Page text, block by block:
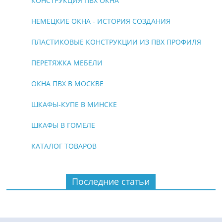
НЕМЕЦКИЕ ОКНА - ИСТОРИЯ СОЗДАНИЯ
ПЛАСТИКОВЫЕ КОНСТРУКЦИИ ИЗ ПВХ ПРОФИЛЯ
ПЕРЕТЯЖКА МЕБЕЛИ
ОКНА ПВХ В МОСКВЕ
ШКАФЫ-КУПЕ В МИНСКЕ
ШКАФЫ В ГОМЕЛЕ
КАТАЛОГ ТОВАРОВ
Последние статьи